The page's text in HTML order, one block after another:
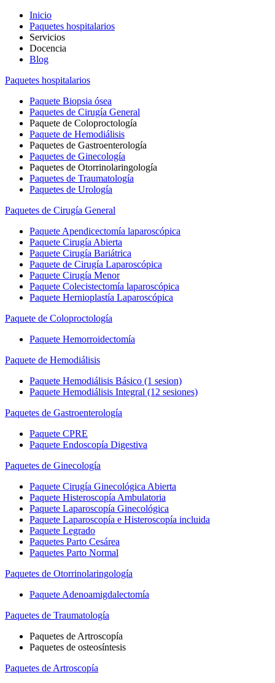
Inicio
Paquetes hospitalarios
Servicios
Docencia
Blog
Paquetes hospitalarios
Paquete Biopsia ósea
Paquetes de Cirugía General
Paquete de Coloproctología
Paquete de Hemodiálisis
Paquetes de Gastroenterología
Paquetes de Ginecología
Paquetes de Otorrinolaringología
Paquetes de Traumatología
Paquetes de Urología
Paquetes de Cirugía General
Paquete Apendicectomía laparoscópica
Paquete Cirugía Abierta
Paquete Cirugía Bariátrica
Paquete de Cirugía Laparoscópica
Paquete Cirugía Menor
Paquete Colecistectomía laparoscópica
Paquete Hernioplastía Laparoscópica
Paquete de Coloproctología
Paquete Hemorroidectomía
Paquete de Hemodiálisis
Paquete Hemodiálisis Básico (1 sesion)
Paquete Hemodiálisis Integral (12 sesiones)
Paquetes de Gastroenterología
Paquete CPRE
Paquete Endoscopía Digestiva
Paquetes de Ginecología
Paquete Cirugía Ginecológica Abierta
Paquete Histeroscopía Ambulatoria
Paquete Laparoscopía Ginecológica
Paquete Laparoscopía e Histeroscopía incluida
Paquete Legrado
Paquetes Parto Cesárea
Paquetes Parto Normal
Paquetes de Otorrinolaringología
Paquete Adenoamigdalectomía
Paquetes de Traumatología
Paquetes de Artroscopía
Paquetes de osteosíntesis
Paquetes de Artroscopía